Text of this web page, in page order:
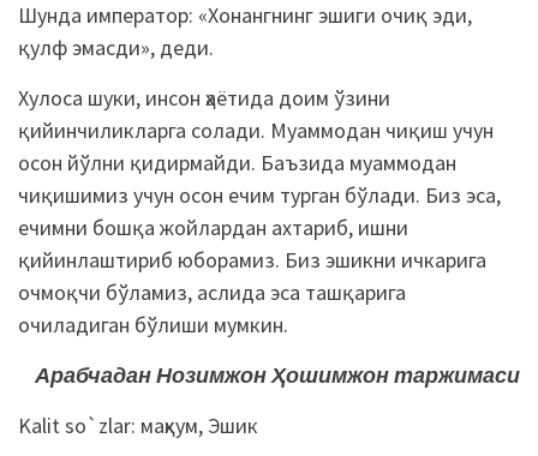
Шунда император: «Хонангнинг эшиги очиқ эди,
қулф эмасди», деди.
Хулоса шуки, инсон ҳаётида доим ўзини
қийинчиликларга солади. Муаммодан чиқиш учун
осон йўлни қидирмайди. Баъзида муаммодан
чиқишимиз учун осон ечим турган бўлади. Биз эса,
ечимни бошқа жойлардан ахтариб, ишни
қийинлаштириб юборамиз. Биз эшикни ичкарига
очмоқчи бўламиз, аслида эса ташқарига
очиладиган бўлиши мумкин.
Арабчадан Нозимжон Ҳошимжон таржимаси
Kalit so`zlar: маҳкум, Эшик